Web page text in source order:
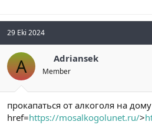
29 Eki 2024
A Adriansek
Member
прокапаться от алкоголя на
href=https://mosalkogolunet.ru/>